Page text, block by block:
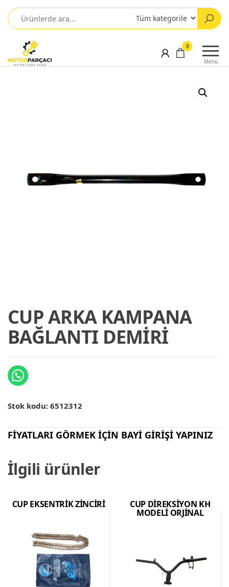
Menü
0
CUP ARKA KAMPANA
BAĞLANTI DEMİRİ
Stok kodu: 6512312
FİYATLARI GÖRMEK İÇİN BAYİ GİRİŞİ YAPINIZ
İlgili ürünler
CUP EKSENTRİK ZİNCİRİ CUP DİREKSİYON KH
MODELİ ORJİNAL